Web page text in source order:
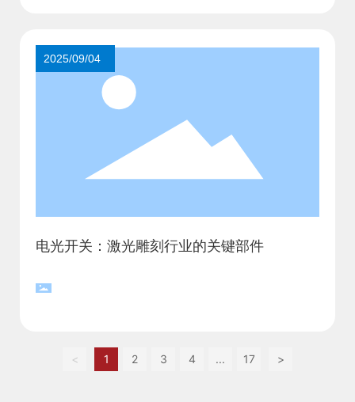
2025/09/04
电光开关：激光雕刻行业的关键部件
< 1 2 3 4 ... 17 >